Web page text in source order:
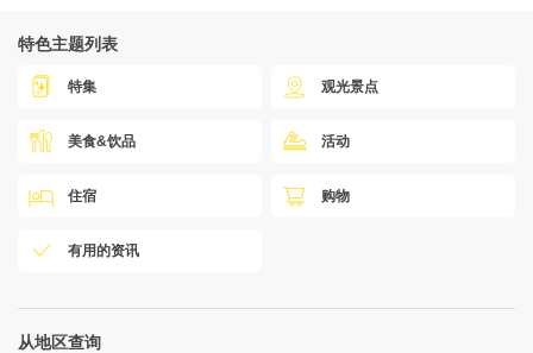
特色主题列表
特集 观光景点
美食&饮品 活动
住宿 购物
有用的资讯
从地区查询